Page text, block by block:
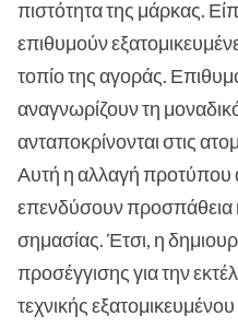
πιστότητα της μάρκας.
επιθυμούν
τοπίο της αγοράς.
αναγνωρίζουν τη
ανταποκρίνονται στις
Αυτή η αλλαγή προτύπου
επενδύσουν προσπάθεια
σημασίας. Έτσι, η
προσέγγισης για την
τεχνικής